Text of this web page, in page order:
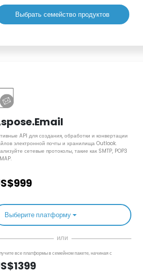
Выбрать семейство продуктов
API для создания, обработки и конвертации
электронной почты и хранилища Outlook.
сетевые протоколы, такие как SMTP, POP3
Выберите платформу
или
все платформы в семейном пакете, начиная с